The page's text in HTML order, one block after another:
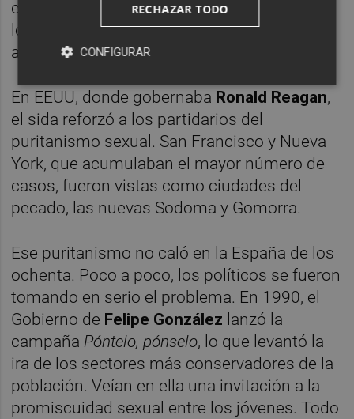
estigmatizó, aún más, a los homosexuales y
los drogadictos, los colectivos más
afectados, a distancia de los hemofílicos.
En EEUU, donde gobernaba Ronald Reagan,
el sida reforzó a los partidarios del
puritanismo sexual. San Francisco y Nueva
York, que acumulaban el mayor número de
casos, fueron vistas como ciudades del
pecado, las nuevas Sodoma y Gomorra.
Ese puritanismo no caló en la España de los
ochenta. Poco a poco, los políticos se fueron
tomando en serio el problema. En 1990, el
Gobierno de Felipe González lanzó la
campaña Póntelo, pónselo, lo que levantó la
ira de los sectores más conservadores de la
población. Veían en ella una invitación a la
promiscuidad sexual entre los jóvenes. Todo
RECHAZAR TODO
CONFIGURAR